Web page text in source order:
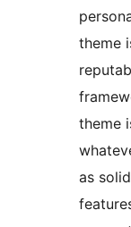
theme
theme
as